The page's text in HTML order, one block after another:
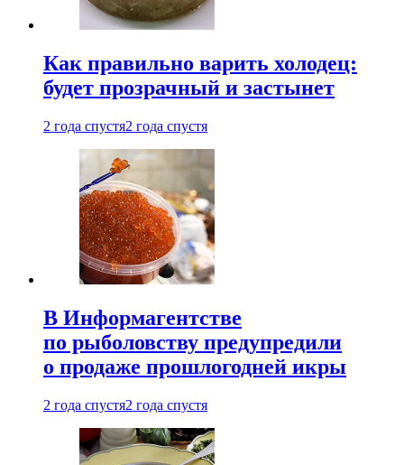
Как правильно варить холодец:
будет прозрачный и застынет
2 года спустя2 года спустя
В Информагентстве
по рыболовству предупредили
о продаже прошлогодней икры
2 года спустя2 года спустя